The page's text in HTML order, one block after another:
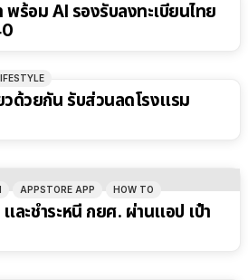
ร้อม AI รองรับลงทะเบียนไทย
วด้วยกัน รับส่วนลดโรงแรม
APPSTORE APP HOW TO
ละชำระหนี้ กยศ. ผ่านแอป เป๋า